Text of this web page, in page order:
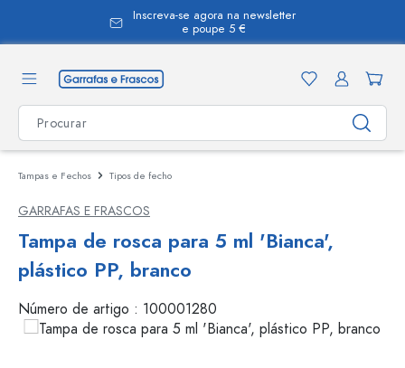
Inscreva-se agora na newsletter
e poupe 5 €
Tampas e Fechos Tipos de fecho
GARRAFAS E FRASCOS
Tampa de rosca para 5 ml 'Bianca',
plástico PP, branco
Número de artigo : 100001280